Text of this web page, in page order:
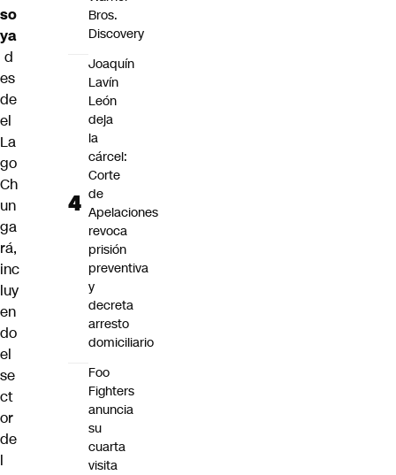
so
ya
d
es
de
el
La
go
Ch
un
ga
rá,
inc
luy
en
do
el
se
ct
or
de
l
Bros.
Discovery
Joaquín
Lavín
León
deja
la
cárcel:
Corte
de
Apelaciones
revoca
prisión
preventiva
y
decreta
arresto
domiciliario
Foo
Fighters
anuncia
su
cuarta
visita